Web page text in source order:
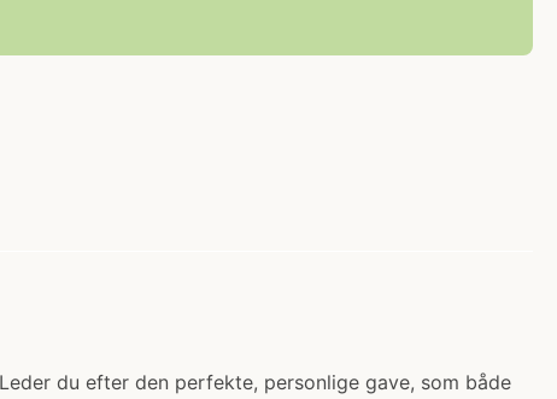
du efter den perfekte, personlige gave, som både